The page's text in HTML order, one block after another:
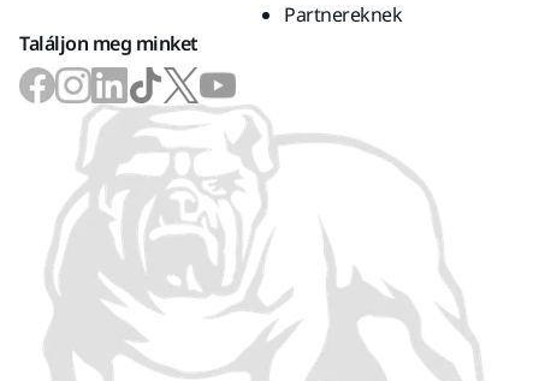
Partnereknek
Találjon meg minket